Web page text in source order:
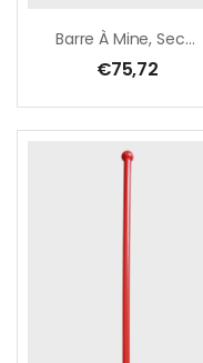
Barre À Mine, Section Ronde Ø 28 Mm – Boule/burin – 1400 Mm
€75,72